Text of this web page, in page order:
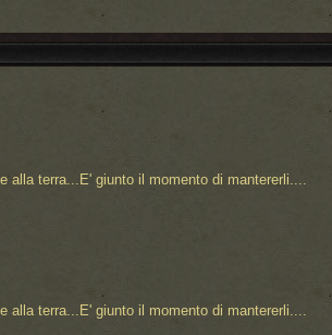
alla terra...E' giunto il momento di mantererli....
alla terra...E' giunto il momento di mantererli....